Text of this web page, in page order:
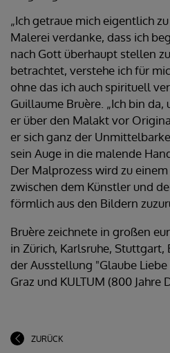
„Ich getraue mich eigentlich
Malerei verdanke, dass ich
nach Gott überhaupt stellen
betrachtet, verstehe ich für
ohne das ich auch spirituell
Guillaume Bruère. „Ich bin
er über den Malakt vor
er sich ganz der
sein Auge in die malende
Der Malprozess wird zu
zwischen dem Künstler und
förmlich aus den Bildern
Bruère zeichnete in großen
in Zürich, Karlsruhe, Stuttgart,
der Ausstellung "Glaube
Graz und KULTUM (800 Jahre
ZURÜCK